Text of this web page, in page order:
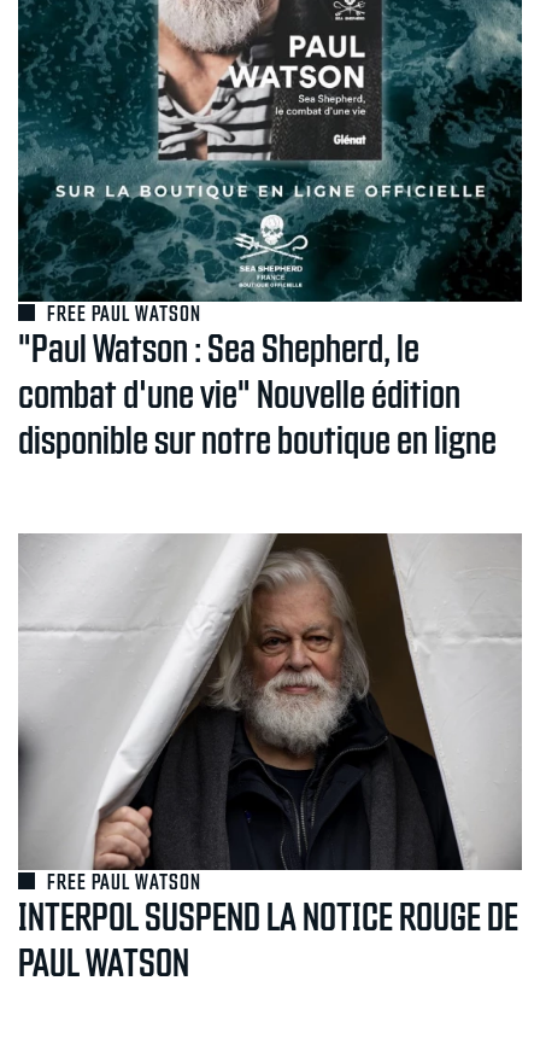
FREE PAUL WATSON
"Paul Watson : Sea Shepherd, le
combat d'une vie" Nouvelle édition
disponible sur notre boutique en ligne
FREE PAUL WATSON
INTERPOL SUSPEND LA NOTICE ROUGE DE
PAUL WATSON